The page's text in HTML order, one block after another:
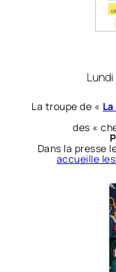
La troupe de «
des «
Dans la presse
accueille